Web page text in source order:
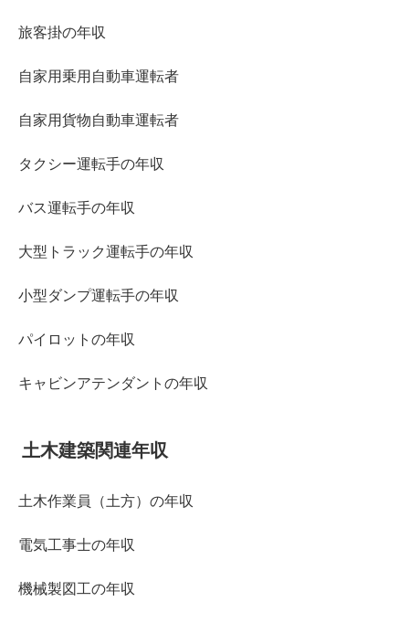
旅客掛の年収
自家用乗用自動車運転者
自家用貨物自動車運転者
タクシー運転手の年収
バス運転手の年収
大型トラック運転手の年収
小型ダンプ運転手の年収
パイロットの年収
キャビンアテンダントの年収
土木建築関連年収
土木作業員（土方）の年収
電気工事士の年収
機械製図工の年収